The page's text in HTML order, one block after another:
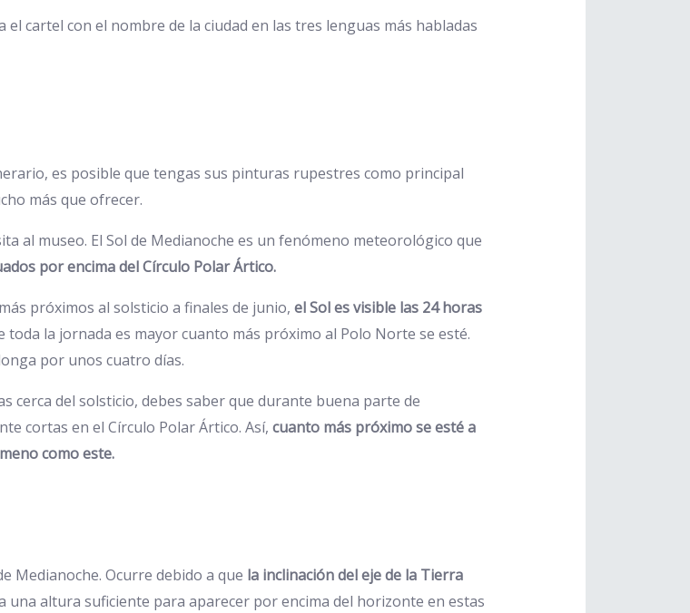
cartel con el nombre de la ciudad en las tres lenguas más habladas
es posible que tengas sus pinturas rupestres como principal
más que ofrecer.
al museo. El Sol de Medianoche es un fenómeno meteorológico que
por encima del Círculo Polar Ártico.
próximos al solsticio a finales de junio, el Sol es visible las 24 horas
la jornada es mayor cuanto más próximo al Polo Norte se esté.
por unos cuatro días.
cerca del solsticio, debes saber que durante buena parte de
cortas en el Círculo Polar Ártico. Así, cuanto más próximo se esté a
como este.
Medianoche. Ocurre debido a que la inclinación del eje de la Tierra
una altura suficiente para aparecer por encima del horizonte en estas